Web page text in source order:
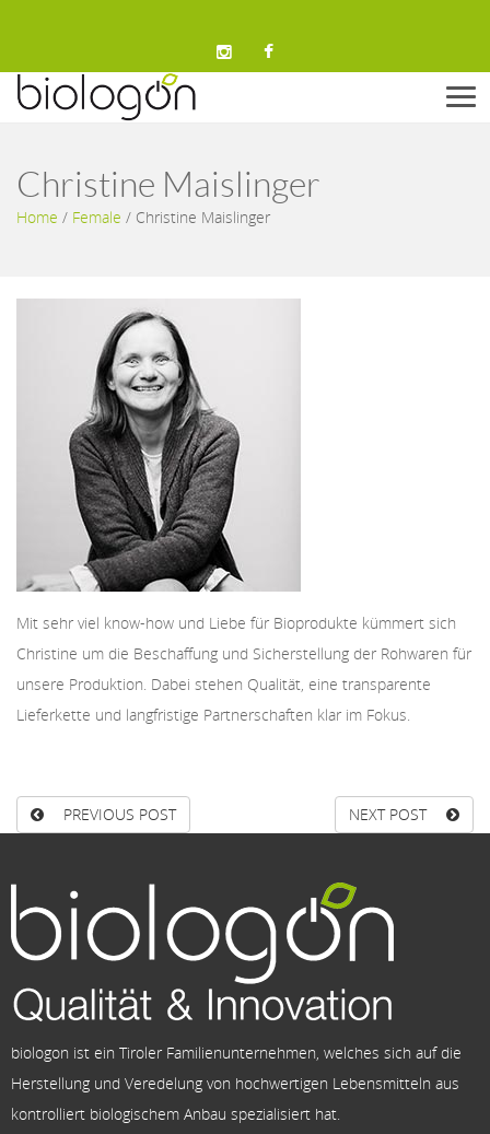
Christine Maislinger
Home / Female / Christine Maislinger
Mit sehr viel know-how und Liebe für Bioprodukte kümmert sich
Christine um die Beschaffung und Sicherstellung der Rohwaren für
unsere Produktion. Dabei stehen Qualität, eine transparente
Lieferkette und langfristige Partnerschaften klar im Fokus.
PREVIOUS POST NEXT POST
biologon ist ein Tiroler Familienunternehmen, welches sich auf die
Herstellung und Veredelung von hochwertigen Lebensmitteln aus
kontrolliert biologischem Anbau spezialisiert hat.